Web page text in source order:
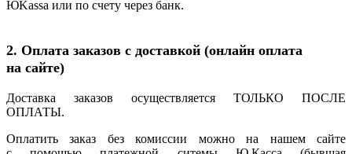
ЮKassa или по счету через банк.
2. Оплата заказов с доставкой (онлайн оплата
на сайте)
Доставка заказов осуществляется ТОЛЬКО ПОСЛЕ
ОПЛАТЫ.
Оплатить заказ без комиссии можно на нашем сайте